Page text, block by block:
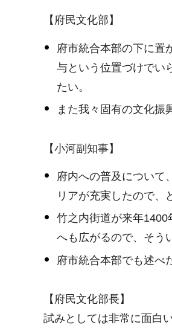
【府民文化部】
府市統合本部の下に置
与という位置づけでい
たい。
また我々固有の文化振
【小河副知事】
府内への普及について
リアが充実したので、
竹之内街道が来年
へも広がるので、そう
府市統合本部でも述べ
【府民文化部長】
試みとしては非常に面白